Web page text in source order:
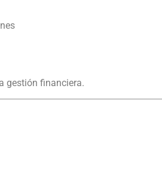
gestión financiera.